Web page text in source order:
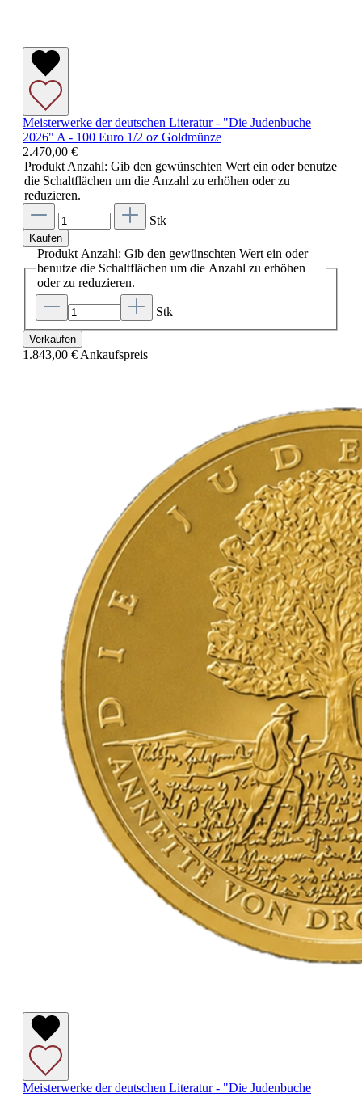
Meisterwerke der deutschen Literatur - "Die Judenbuche
2026" A - 100 Euro 1/2 oz Goldmünze
2.470,00 €
Produkt Anzahl: Gib den gewünschten Wert ein oder benutze
die Schaltflächen um die Anzahl zu erhöhen oder zu
reduzieren.
Stk
Kaufen
Produkt Anzahl: Gib den gewünschten Wert ein oder
benutze die Schaltflächen um die Anzahl zu erhöhen
oder zu reduzieren.
Stk
Verkaufen
1.843,00 € Ankaufspreis
Meisterwerke der deutschen Literatur - "Die Judenbuche